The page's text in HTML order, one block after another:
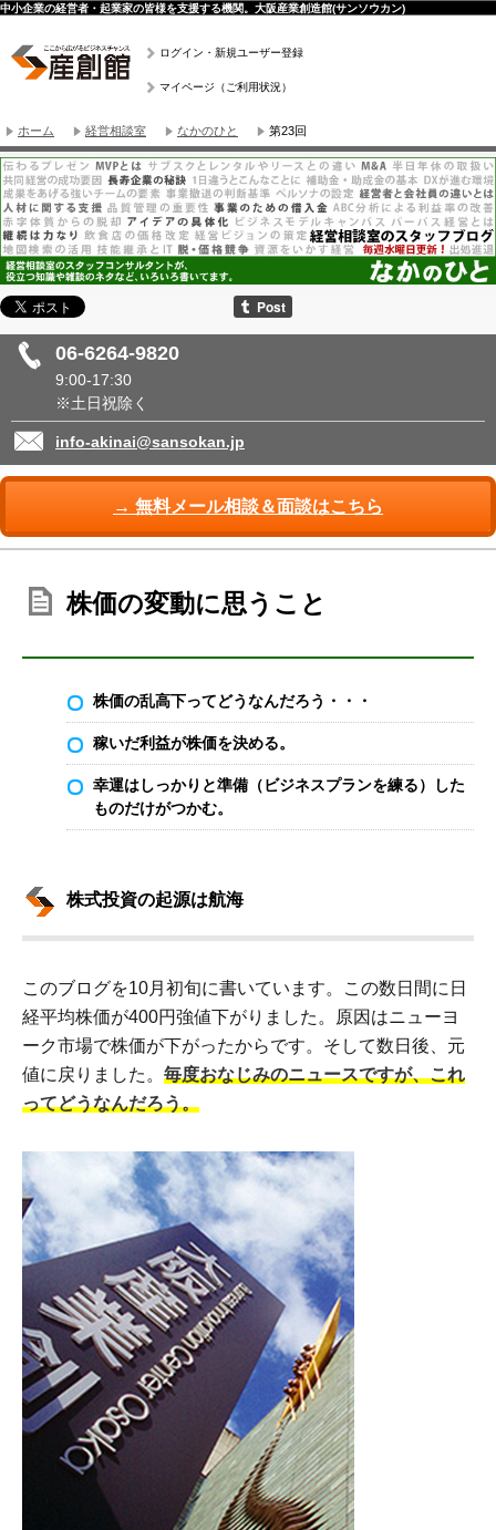
中小企業の経営者・起業家の皆様を支援する機関。大阪産業創造館(サンソウカン)
ログイン・新規ユーザー登録
マイページ（ご利用状況）
ホーム 経営相談室 なかのひと 第23回
06-6264-9820
9:00-17:30
※土日祝除く
info-akinai@sansokan.jp
→ 無料メール相談＆面談はこちら
株価の変動に思うこと
株価の乱高下ってどうなんだろう・・・
稼いだ利益が株価を決める。
幸運はしっかりと準備（ビジネスプランを練る）した
ものだけがつかむ。
株式投資の起源は航海
このブログを10月初旬に書いています。この数日間に日
経平均株価が400円強値下がりました。原因はニューヨ
ーク市場で株価が下がったからです。そして数日後、元
値に戻りました。 毎度おなじみのニュースですが、これ
ってどうなんだろう。